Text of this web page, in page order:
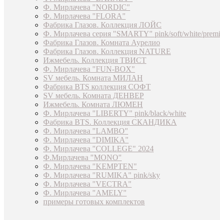
Ф. Мирлачева "NORDIC"
Ф. Мирлачева "FLORA"
Фабрика Глазов. Коллекция ЛОЙС
Ф. Мирлачева серия "SMARTY" pink/soft/white/
Фабрика Глазов. Комната Аурелио
Фабрика Глазов. Коллекция NATURE
Ижмебель. Коллекция ТВИСТ
Ф. Мирлачева "FUN-BOX"
SV мебель. Комната МИЛАН
Фабрика BTS коллекция СОФТ
SV мебель. Комната ДЕНВЕР
Ижмебель. Комната ЛЮМЕН
Ф. Мирлачева "LIBERTY" pink/black/white
Фабрика BTS. Коллекция СКАНДИКА
Ф. Мирлачева "LAMBO"
Ф. Мирлачева "DIMIKA"
Ф. Мирлачева "COLLEGE" 2024
Ф.Мирлачева "MONO"
Ф. Мирлачева "KEMPTEN"
Ф. Мирлачева "RUMIKA" pink/sky
Ф. Мирлачева "VECTRA"
Ф. Мирлачева "AMELY"
примеры готовых комплектов